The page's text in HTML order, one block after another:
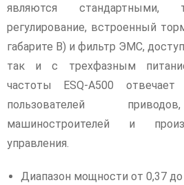
являются
регулирование, встроенный
габарите B) и фильтр ЭМС,
так и с трехфазным
частоты ESQ-A500
пользователей
машиностроителей и
управления.
Диапазон мощности от 0,37 до